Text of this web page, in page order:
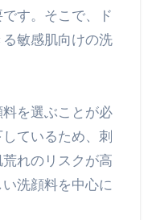
す。そこで、ド
敏感肌向けの洗
を選ぶことが必
ているため、刺
れのリスクが高
洗顔料を中心に